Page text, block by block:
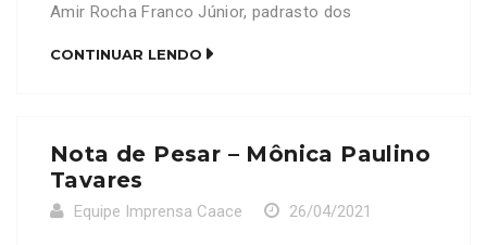
Amir Rocha Franco Júnior, padrasto dos
CAACE se solidariza com a família e […]
CONTINUAR LENDO
Nota de Pesar – Mônica Paulino
Tavares
Equipe Imprensa Caace 26/04/2021